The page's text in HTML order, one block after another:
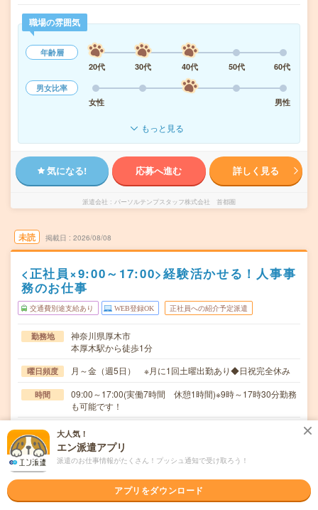
職場の雰囲気
年齢層
20代
30代 40代 50代
60代
男女比率
女性
男性
もっと見る
気になる! 応募へ進む 詳しく見る
派遣会社 パーソルテンプスタッフ株式会社 首都圏
未読 掲載日 2026/08/08
<正社員×9:00～17:00>経験活かせる！人事事
務のお仕事
交通費別途支給あり WEB登録OK 正社員への紹介予定派遣
勤務地
神奈川県厚木市
本厚木駅から徒歩1分
曜日頻度 月～金（週5日） ※月に1回土曜出勤あり◆日祝完全休み
時間
09:00～17:00(実働7時間 休憩1時間)※9時～17時30分勤務
も可能です！
期間
2026年09月上旬～長期 最長半年の派遣期間後、双方合意
で直接雇用へ！ ※9月～！
時給 時給1600円 月収例 224,000円+残業代
全額支給
大人気！
エン派遣アプリ
派遣のお仕事情報がたくさん！プッシュ通知で受け取ろう！
アプリをダウンロード